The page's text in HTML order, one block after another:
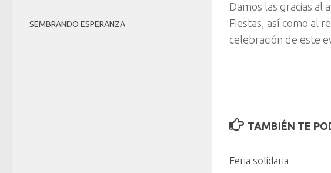
Damos las gracias al
Fiestas, así como al
celebración de este
TAMBIÉN TE
Feria solidaria
SEMBRANDO ESPERANZA